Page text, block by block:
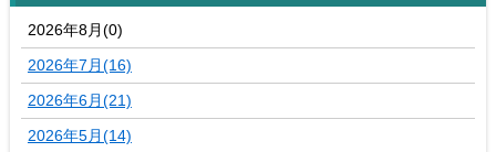
2026年8月(0)
2026年7月(16)
2026年6月(21)
2026年5月(14)